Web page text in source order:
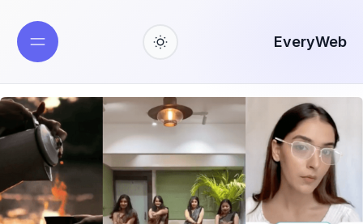
EveryWeb